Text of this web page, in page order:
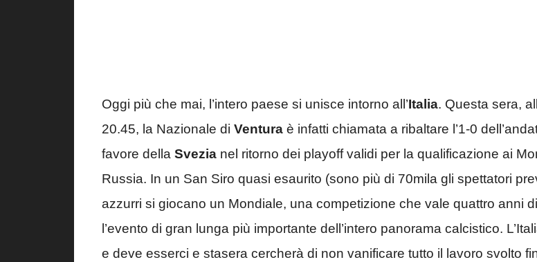
Oggi più che mai, l’intero paese si unisce intorno all’Italia. Questa sera,
20.45, la Nazionale di Ventura è infatti chiamata a ribaltare l’1-0
favore della Svezia nel ritorno dei playoff validi per la qualificazione ai
Russia. In un San Siro quasi esaurito (sono più di 70mila gli spettatori
azzurri si giocano un Mondiale, una competizione che vale quattro anni
l’evento di gran lunga più importante dell’intero panorama calcistico.
e deve esserci e stasera cercherà di non vanificare tutto il lavoro svolto